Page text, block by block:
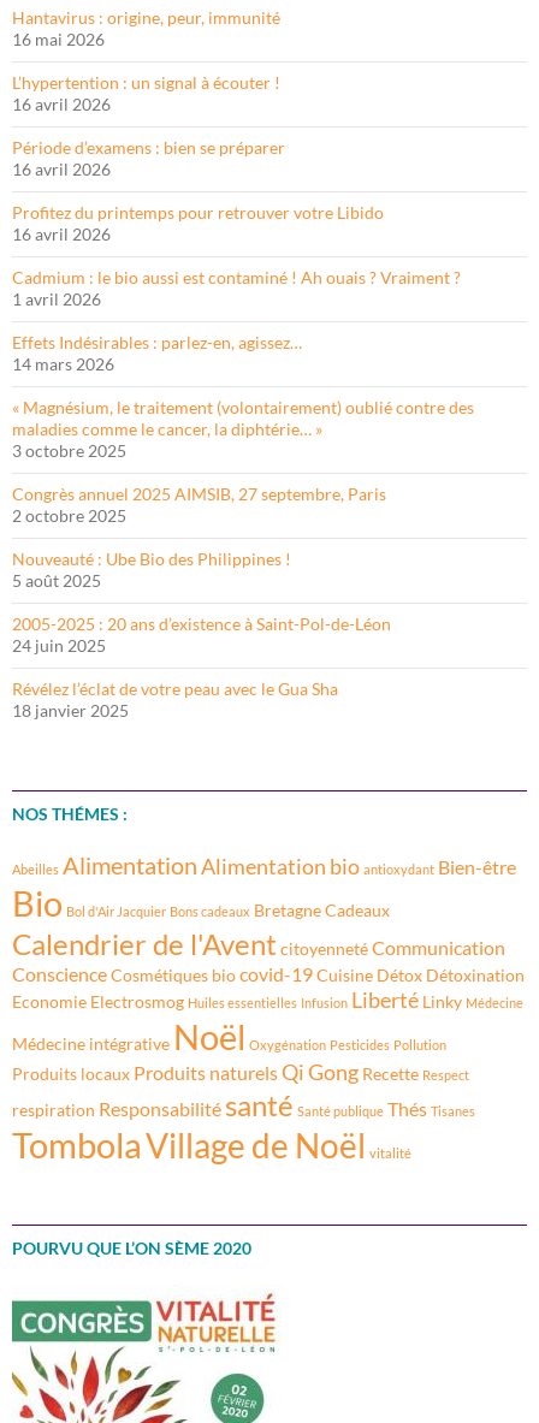
Hantavirus : origine, peur, immunité
16 mai 2026
L’hypertention : un signal à écouter !
16 avril 2026
Période d’examens : bien se préparer
16 avril 2026
Profitez du printemps pour retrouver votre Libido
16 avril 2026
Cadmium : le bio aussi est contaminé ! Ah ouais ? Vraiment ?
1 avril 2026
Effets Indésirables : parlez-en, agissez…
14 mars 2026
« Magnésium, le traitement (volontairement) oublié contre des
maladies comme le cancer, la diphtérie… »
3 octobre 2025
Congrès annuel 2025 AIMSIB, 27 septembre, Paris
2 octobre 2025
Nouveauté : Ube Bio des Philippines !
5 août 2025
2005-2025 : 20 ans d’existence à Saint-Pol-de-Léon
24 juin 2025
Révélez l’éclat de votre peau avec le Gua Sha
18 janvier 2025
NOS THÉMES :
Abeilles AlimentationAlimentation bio antioxydant Bien-être
Bio Bol d'Air Jacquier Bons cadeaux BretagneCadeaux
Calendrier de l'Avent citoyennetéCommunication
ConscienceCosmétiques biocovid-19Cuisine Détox Détoxination
Economie Electrosmog Huiles essentielles Infusion Liberté Linky Médecine
Médecine intégrative Noël Oxygénation Pesticides Pollution
Produits locaux Produits naturelsQi Gong Recette Respect
respiration Responsabilité santé Santé publique Thés Tisanes
TombolaVillage de Noël vitalité
POURVU QUE L’ON SÈME 2020